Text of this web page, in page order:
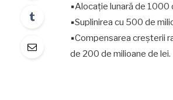
▪Alocație lunară de 1000
▪Suplinirea cu 500 de
▪Compensarea creșterii
de 200 de milioane de